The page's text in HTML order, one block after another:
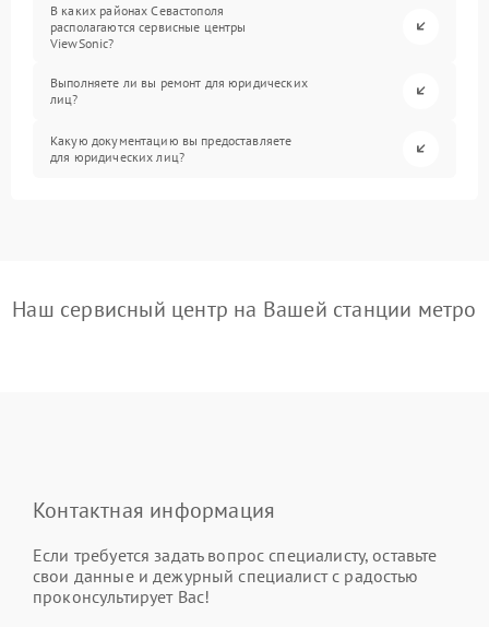
В каких районах Севастополя
располагаются сервисные центры
ViewSonic?
Выполняете ли вы ремонт для юридических
лиц?
Какую документацию вы предоставляете
для юридических лиц?
Наш сервисный центр на Вашей станции метро
Контактная информация
Если требуется задать вопрос специалисту, оставьте
свои данные и дежурный специалист с радостью
проконсультирует Вас!